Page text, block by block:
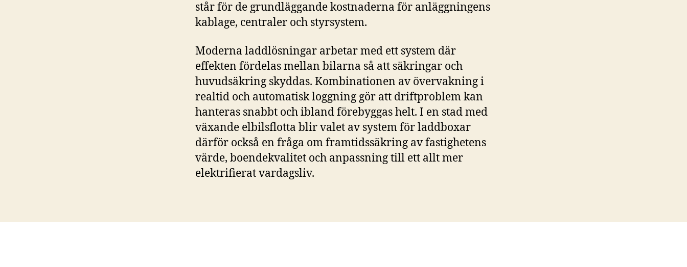
står för de grundläggande kostnaderna för anläggningens
kablage, centraler och styrsystem.
Moderna laddlösningar arbetar med ett system där
effekten fördelas mellan bilarna så att säkringar och
huvudsäkring skyddas. Kombinationen av övervakning i
realtid och automatisk loggning gör att driftproblem kan
hanteras snabbt och ibland förebyggas helt. I en stad med
växande elbilsflotta blir valet av system för laddboxar
därför också en fråga om framtidssäkring av fastighetens
värde, boendekvalitet och anpassning till ett allt mer
elektrifierat vardagsliv.